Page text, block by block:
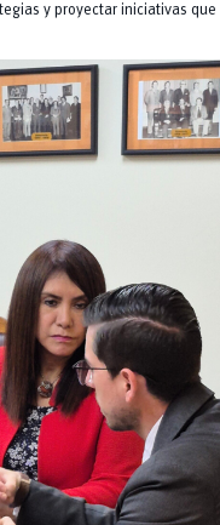
y proyectar iniciativas que